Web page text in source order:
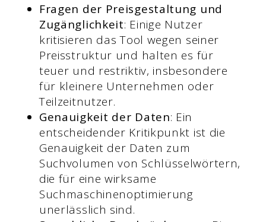
Fragen der Preisgestaltung und
Zugänglichkeit: Einige Nutzer
kritisieren das Tool wegen seiner
Preisstruktur und halten es für
teuer und restriktiv, insbesondere
für kleinere Unternehmen oder
Teilzeitnutzer.
Genauigkeit der Daten: Ein
entscheidender Kritikpunkt ist die
Genauigkeit der Daten zum
Suchvolumen von Schlüsselwörtern,
die für eine wirksame
Suchmaschinenoptimierung
unerlässlich sind.